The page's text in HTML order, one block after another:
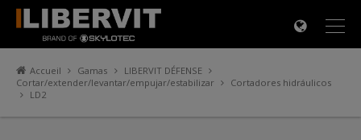
Accueil Gamas
LIBERVIT DÉFENSE
Cortar/extender/levantar/empujar/estabilizar
Cortadores hidráulicos
LD2
×